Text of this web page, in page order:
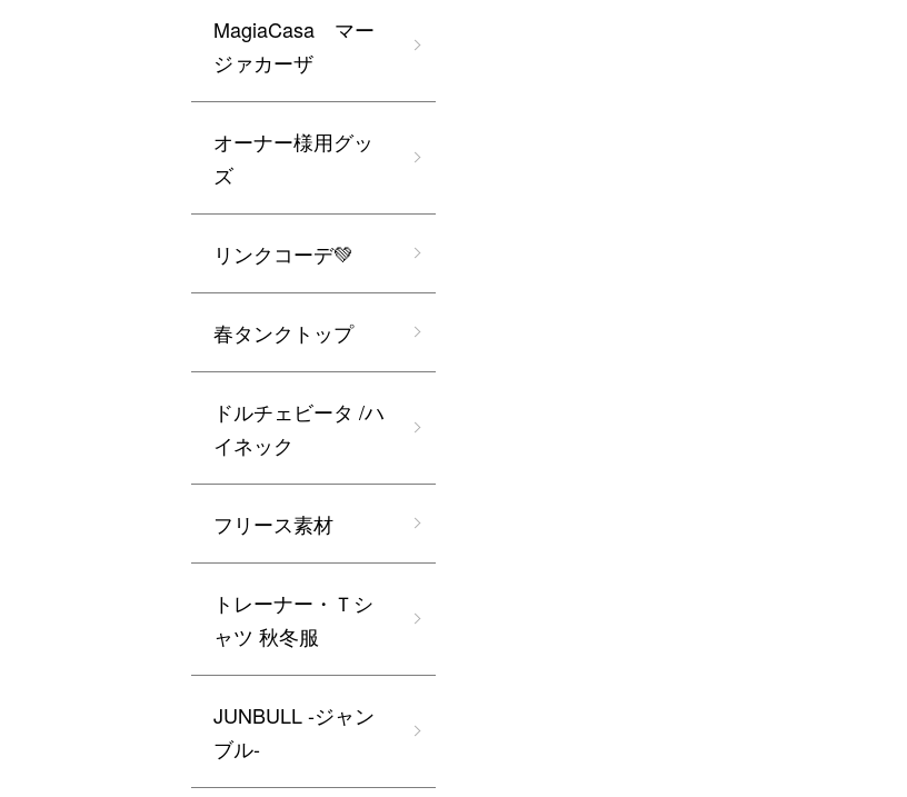
MagiaCasa マー
ジァカーザ
オーナー様用グッ
ズ
リンクコーデ💚
春タンクトップ
ドルチェビータ /ハ
イネック
フリース素材
トレーナー・Ｔシ
ャツ 秋冬服
JUNBULL -ジャン
ブル-